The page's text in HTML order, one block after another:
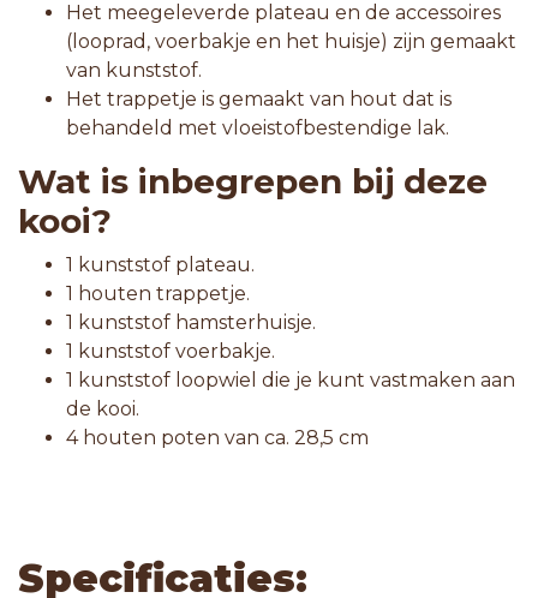
Het meegeleverde plateau en de accessoires
(looprad, voerbakje en het huisje) zijn gemaakt
van kunststof.
Het trappetje is gemaakt van hout dat is
behandeld met vloeistofbestendige lak.
Wat is inbegrepen bij deze
kooi?
1 kunststof plateau.
1 houten trappetje.
1 kunststof hamsterhuisje.
1 kunststof voerbakje.
1 kunststof loopwiel die je kunt vastmaken aan
de kooi.
4 houten poten van ca. 28,5 cm
Specificaties: